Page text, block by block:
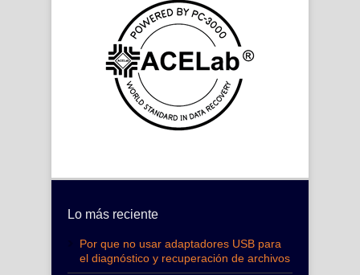
Lo más reciente
Por que no usar adaptadores USB para
el diagnóstico y recuperación de archivos